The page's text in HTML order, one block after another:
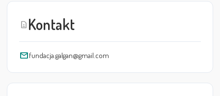
contact_page Kontakt
mailfundacja.galgan@gmail.com